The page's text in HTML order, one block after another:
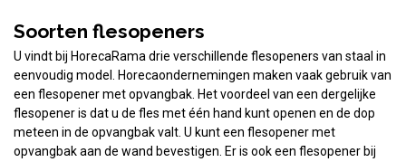
Soorten flesopeners
U vindt bij HorecaRama drie verschillende flesopeners van staal in
eenvoudig model. Horecaondernemingen maken vaak gebruik van
een flesopener met opvangbak. Het voordeel van een dergelijke
flesopener is dat u de fles met één hand kunt openen en de dop
meteen in de opvangbak valt. U kunt een flesopener met
opvangbak aan de wand bevestigen. Er is ook een flesopener bij